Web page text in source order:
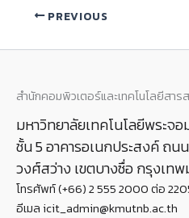
PREVIOUS
สำนักคอมพิวเตอร์และเทคโนโลยีสา
มหาวิทยาลัยเทคโนโลยีพระจอ
ชั้น 5 อาคารอเนกประสงค์ ถน
วงศ์สว่าง เขตบางซื่อ กรุงเท
โทรศัพท์ (+66) 2 555 2000 ต่อ
อีเมล icit_admin@kmutnb.ac.th